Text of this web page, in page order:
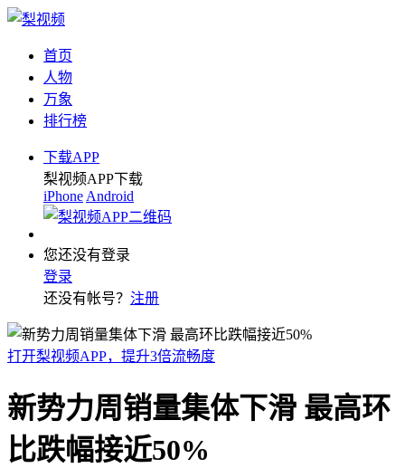
首页
人物
万象
排行榜
下载APP
梨视频APP下载
iPhone Android
您还没有登录
登录
还没有帐号？ 注册
打开梨视频APP，提升3倍流畅度
新势力周销量集体下滑 最高环
比跌幅接近50%